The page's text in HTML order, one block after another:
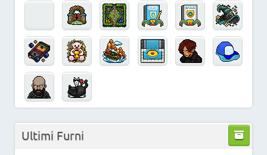
Ultimi Furni